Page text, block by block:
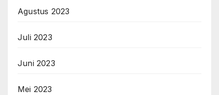
Agustus 2023
Juli 2023
Juni 2023
Mei 2023